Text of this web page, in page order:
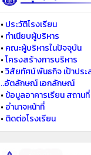
• ประวัติโรงเรียน
• ทำเนียบผู้บริหาร
• คณะผู้บริหารในปัจจุบัน
•โครงสร้างการบริหาร
•วิสัยทัศน์ พันธกิจ เป้าปร
..อัตลักษณ์ เอกลักษณ์
• ข้อมูลอาคารเรียน สถานที่
• อำนาจหน้าที่
• ติดต่อโรงเรียน